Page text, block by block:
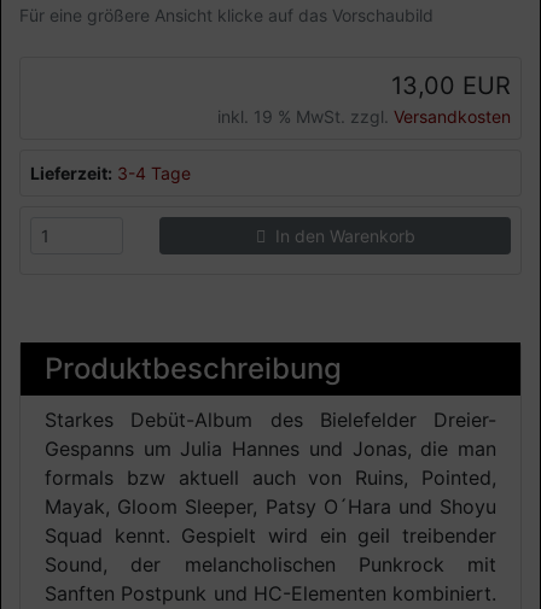
Für eine größere Ansicht klicke auf das Vorschaubild
13,00 EUR
inkl. 19 % MwSt. zzgl. Versandkosten
Lieferzeit: 3-4 Tage
In den Warenkorb
Produktbeschreibung
Starkes Debüt-Album des Bielefelder Dreier-
Gespanns um Julia Hannes und Jonas, die man
formals bzw aktuell auch von Ruins, Pointed,
Mayak, Gloom Sleeper, Patsy O´Hara und Shoyu
Squad kennt. Gespielt wird ein geil treibender
Sound, der melancholischen Punkrock mit
Sanften Postpunk und HC-Elementen kombiniert.